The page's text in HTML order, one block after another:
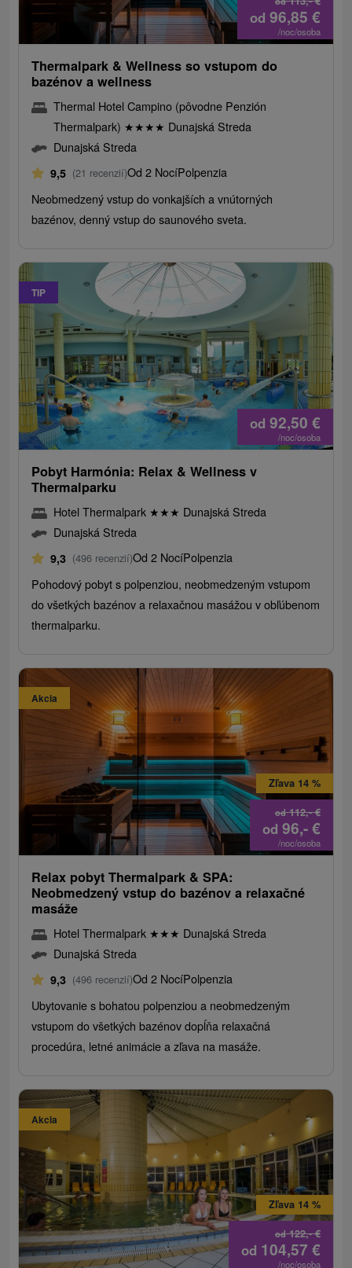
od 96,85 €
/noc/osoba
Thermalpark & Wellness so vstupom do
bazénov a wellness
Thermal Hotel Campino (pôvodne Penzión
Thermalpark) ★★★★ Dunajská Streda
Dunajská Streda
9,5 (21 recenzií)Od 2 NocíPolpenzia
Neobmedzený vstup do vonkajších a vnútorných
bazénov, denný vstup do saunového sveta.
TIP
od 92,50 €
/noc/osoba
Pobyt Harmónia: Relax & Wellness v
Thermalparku
Hotel Thermalpark ★★★ Dunajská Streda
Dunajská Streda
9,3 (496 recenzií)Od 2 NocíPolpenzia
Pohodový pobyt s polpenziou, neobmedzeným vstupom
do všetkých bazénov a relaxačnou masážou v obľúbenom
thermalparku.
Akcia
od112,-€
Zľava 14 %
od 96,-€
/noc/osoba
Relax pobyt Thermalpark & SPA:
Neobmedzený vstup do bazénov a relaxačné
masáže
Hotel Thermalpark ★★★ Dunajská Streda
Dunajská Streda
9,3 (496 recenzií)Od 2 NocíPolpenzia
Ubytovanie s bohatou polpenziou a neobmedzeným
vstupom do všetkých bazénov dopĺňa relaxačná
procedúra, letné animácie a zľava na masáže.
Akcia
od122,-€
Zľava 14 %
od 104,57 €
/noc/osoba